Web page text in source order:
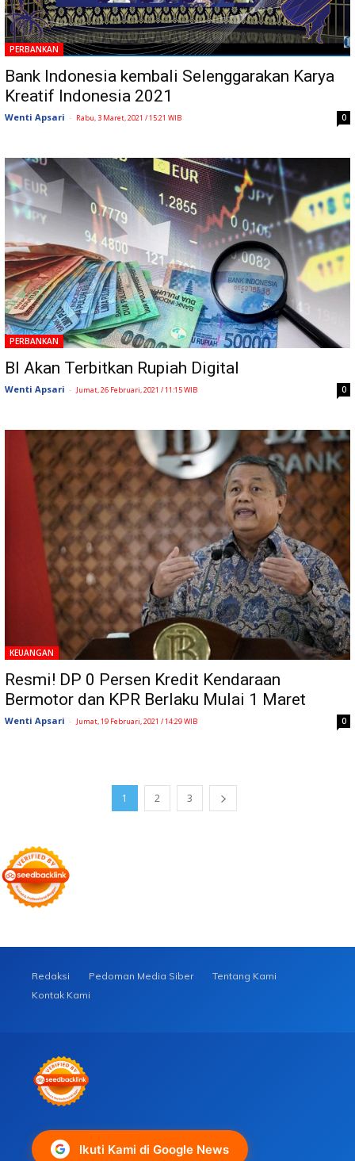
PERBANKAN
Bank Indonesia kembali Selenggarakan Karya
Kreatif Indonesia 2021
Wenti Apsari - Rabu, 3 Maret, 2021 / 15:21 WIB 0
PERBANKAN
BI Akan Terbitkan Rupiah Digital
Wenti Apsari - Jumat, 26 Februari, 2021 / 11:15 WIB 0
KEUANGAN
Resmi! DP 0 Persen Kredit Kendaraan
Bermotor dan KPR Berlaku Mulai 1 Maret
Wenti Apsari - Jumat, 19 Februari, 2021 / 14:29 WIB 0
1 2 3
Redaksi Pedoman Media Siber
Tentang Kami
Kontak Kami
Ikuti Kami di Google News